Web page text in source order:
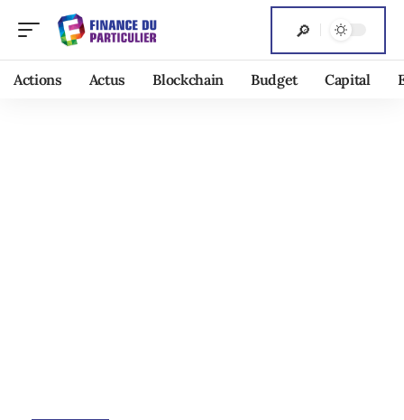
Actions Actus Blockchain Budget Capital